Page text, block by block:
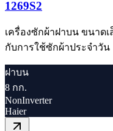
1269S2
เครื่องซักผ้าฝาบน ขนาด
กับการใช้ซักผ้าประจำวัน
ฝาบน
8 กก.
NonInverter
Haier